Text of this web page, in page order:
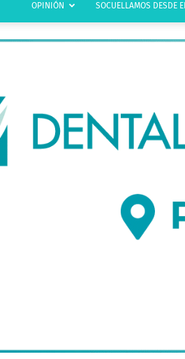
OPINIÓN SOCUELLAMOS DESDE